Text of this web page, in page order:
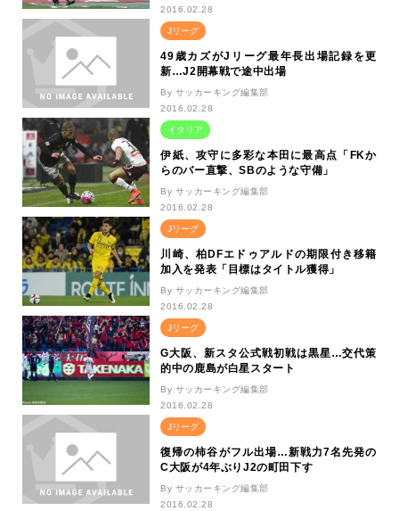
2016.02.28
Jリーグ
49歳カズがJリーグ最年長出場記録を更
新…J2開幕戦で途中出場
By サッカーキング編集部
2016.02.28
イタリア
伊紙、攻守に多彩な本田に最高点「FKか
らのバー直撃、SBのような守備」
By サッカーキング編集部
2016.02.28
Jリーグ
川崎、柏DFエドゥアルドの期限付き移籍
加入を発表「目標はタイトル獲得」
By サッカーキング編集部
2016.02.28
Jリーグ
G大阪、新スタ公式戦初戦は黒星…交代策
的中の鹿島が白星スタート
By サッカーキング編集部
2016.02.28
Jリーグ
復帰の柿谷がフル出場…新戦力7名先発の
C大阪が4年ぶりJ2の町田下す
By サッカーキング編集部
2016.02.28